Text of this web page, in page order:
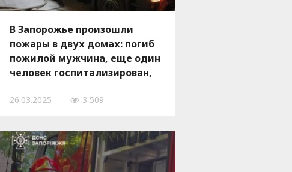
В Запорожье произошли
пожары в двух домах: погиб
пожилой мужчина, еще один
человек госпитализирован,
26.03.2025 3 509